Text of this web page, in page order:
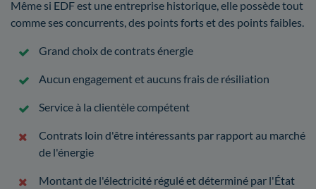
Même si EDF est une entreprise historique, elle possède tout
comme ses concurrents, des points forts et des points faibles.
Grand choix de contrats énergie
Aucun engagement et aucuns frais de résiliation
Service à la clientèle compétent
Contrats loin d'être intéressants par rapport au marché
de l'énergie
Montant de l'électricité régulé et déterminé par l'État